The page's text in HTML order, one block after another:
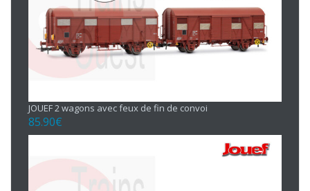
JOUEF 2 wagons avec feux de fin de convoi
85.90€